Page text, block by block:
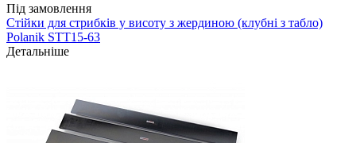
Під замовлення
Стійки для стрибків у висоту з жердиною (клубні з табло)
Polanik STT15-63
Детальніше